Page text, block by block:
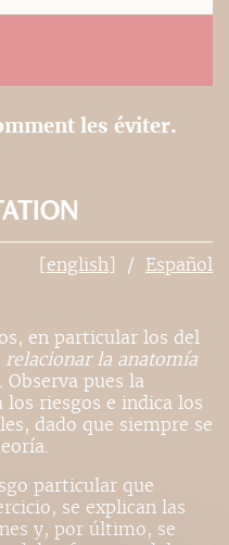
les éviter.
[english] Español
en particular los del
relacionar la anatomía
. Observa pues la
riesgos e indica los
dado que siempre se
particular que
se explican las
y, por último, se